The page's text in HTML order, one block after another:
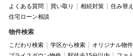
よくある質問
買い取り 相続対策 住み替え
住宅ローン相談
物件検索
こだわり検索 学区から検索 オリジナル物件